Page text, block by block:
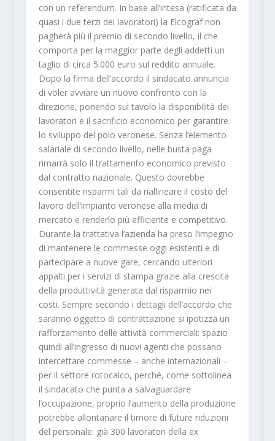
con un referendum. In base all’intesa (ratificata da
quasi i due terzi dei lavoratori) la Elcograf non
pagherà più il premio di secondo livello, il che
comporta per la maggior parte degli addetti un
taglio di circa 5.000 euro sul reddito annuale.
Dopo la firma dell’accordo il sindacato annuncia
di voler avviare un nuovo confronto con la
direzione, ponendo sul tavolo la disponibilità dei
lavoratori e il sacrificio economico per garantire
lo sviluppo del polo veronese. Senza l’elemento
salariale di secondo livello, nelle busta paga
rimarrà solo il trattamento economico previsto
dal contratto nazionale. Questo dovrebbe
consentite risparmi tali da riallineare il costo del
lavoro dell’impianto veronese alla media di
mercato e renderlo più efficiente e competitivo.
Durante la trattativa l’azienda ha preso l’impegno
di mantenere le commesse oggi esistenti e di
partecipare a nuove gare, cercando ulteriori
appalti per i servizi di stampa grazie alla crescita
della produttività generata dal risparmio nei
costi. Sempre secondo i dettagli dell’accordo che
saranno oggetto di contrattazione si ipotizza un
rafforzamento delle attività commerciali: spazio
quindi all’ingresso di nuovi agenti che possano
intercettare commesse – anche internazionali –
per il settore rotocalco, perché, come sottolinea
il sindacato che punta a salvaguardare
l’occupazione, proprio l’aumento della produzione
potrebbe allontanare il timore di future riduzioni
del personale: già 300 lavoratori della ex